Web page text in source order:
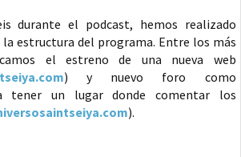
durante el podcast, hemos realizado
la estructura del programa. Entre los más
el estreno de una nueva web
) y nuevo foro como
tener un lugar donde comentar los
).